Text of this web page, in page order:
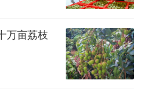
万亩荔枝